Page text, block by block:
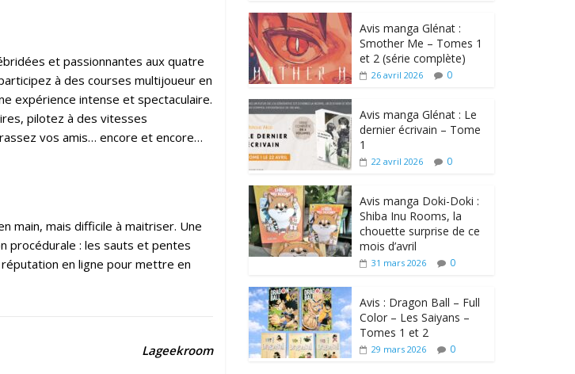
et passionnantes aux quatre
à des courses multijoueur en
expérience intense et spectaculaire.
pilotez à des vitesses
vos amis… encore et encore…
main, mais difficile à maitriser. Une
procédurale : les sauts et pentes
en ligne pour mettre en
Lageekroom
Avis manga Glénat :
Smother Me – Tomes 1
et 2 (série complète)
26 avril 2026 0
Avis manga Glénat : Le
dernier écrivain – Tome
1
22 avril 2026 0
Avis manga Doki-Doki :
Shiba Inu Rooms, la
chouette surprise de ce
mois d’avril
31 mars 2026 0
Avis : Dragon Ball – Full
Color – Les Saiyans –
Tomes 1 et 2
29 mars 2026 0